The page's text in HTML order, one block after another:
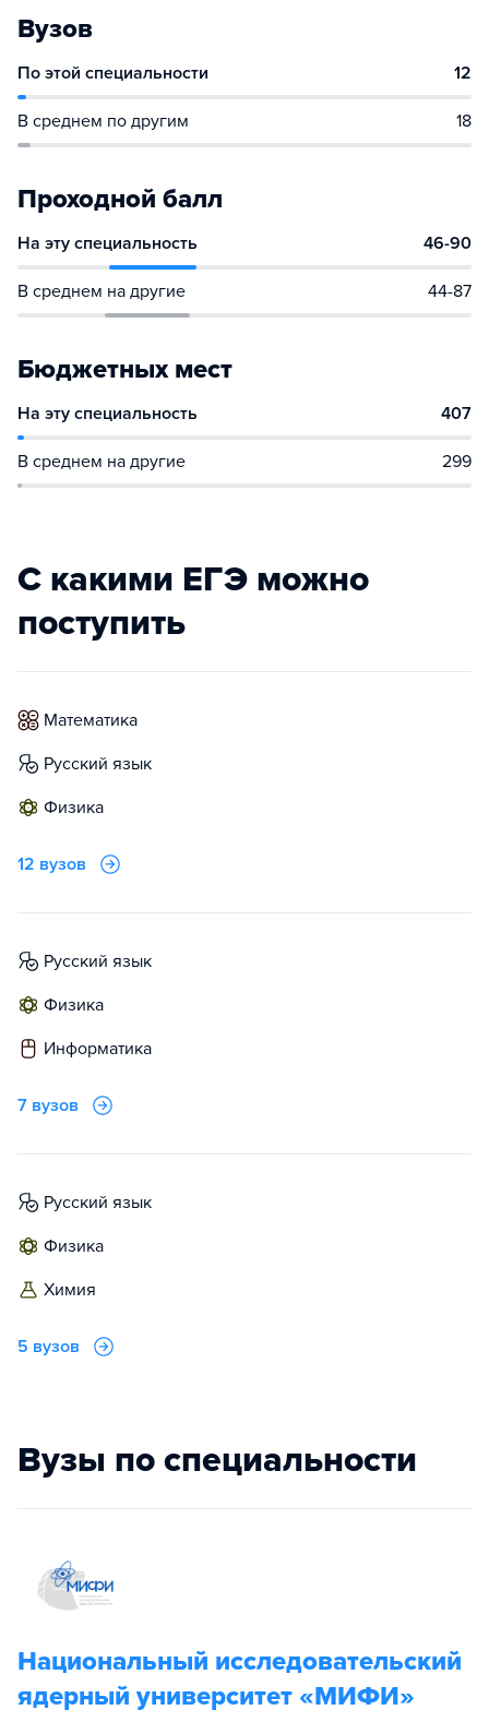
Вузов
По этой специальности 12
В среднем по другим 18
Проходной балл
На эту специальность 46-90
В среднем на другие 44-87
Бюджетных мест
На эту специальность 407
В среднем на другие 299
С какими ЕГЭ можно
поступить
математика
русский язык
физика
12 вузов
русский язык
физика
информатика
7 вузов
русский язык
физика
химия
5 вузов
Вузы по специальности
Национальный исследовательский
ядерный университет «МИФИ»